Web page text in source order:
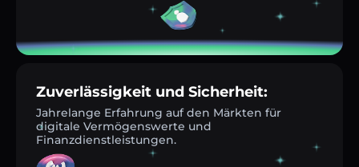
Zuverlässigkeit und Sicherheit:
Jahrelange Erfahrung auf den Märkten für
digitale Vermögenswerte und
Finanzdienstleistungen.